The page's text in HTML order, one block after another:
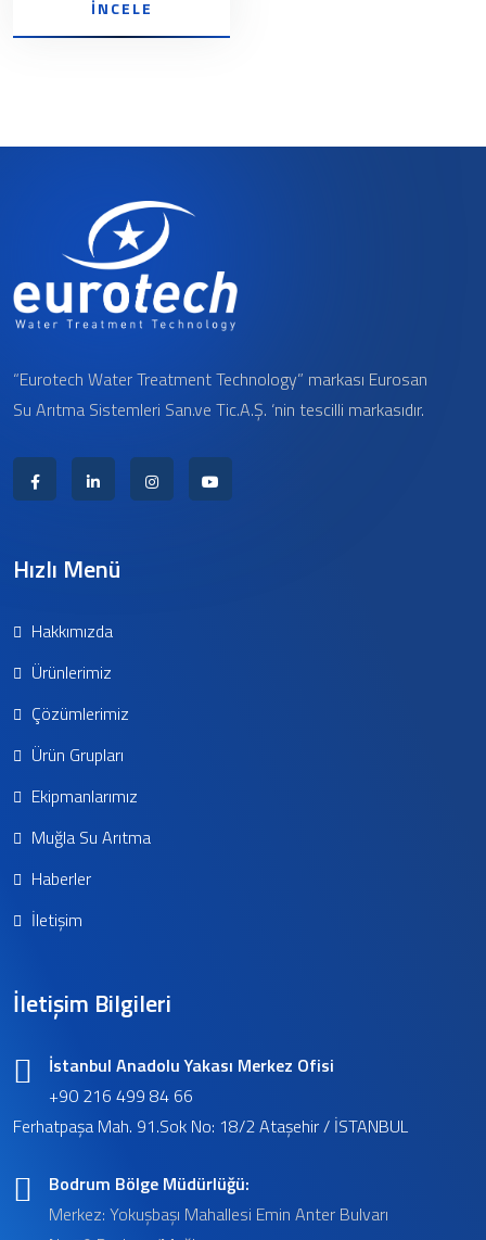
İNCELE
“Eurotech Water Treatment Technology” markası Eurosan
Su Arıtma Sistemleri San.ve Tic.A.Ş. ‘nin tescilli markasıdır.
Hızlı Menü
Hakkımızda
Ürünlerimiz
Çözümlerimiz
Ürün Grupları
Ekipmanlarımız
Muğla Su Arıtma
Haberler
İletişim
İletişim Bilgileri
İstanbul Anadolu Yakası Merkez Ofisi
+90 216 499 84 66
Ferhatpaşa Mah. 91.Sok No: 18/2 Ataşehir / İSTANBUL
Bodrum Bölge Müdürlüğü:
Merkez: Yokuşbaşı Mahallesi Emin Anter Bulvarı